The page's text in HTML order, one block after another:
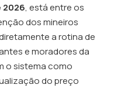
2026, está entre os
dos mineiros
a rotina de
e moradores da
o sistema como
do preço